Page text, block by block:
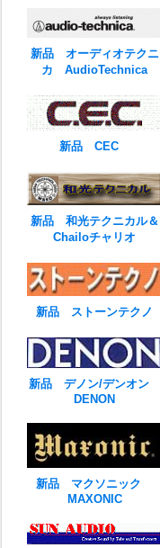
新品 オーディオテクニ
カ AudioTechnica
新品 CEC
新品 和光テクニカル＆
Chailoチャリオ
新品 ストーンテクノ
新品 デノン/デンオン
DENON
新品 マクソニック
MAXONIC